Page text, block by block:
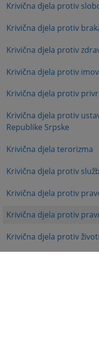
Krivična djela protiv
Krivična djela protiv
Krivična djela protiv
Krivična djela protiv
Krivična djela protiv
Krivična djela protiv
Republike Srpske
Krivična djela terorizma
Krivična djela protiv
Krivična djela protiv
Krivična djela protiv
Krivična djela protiv